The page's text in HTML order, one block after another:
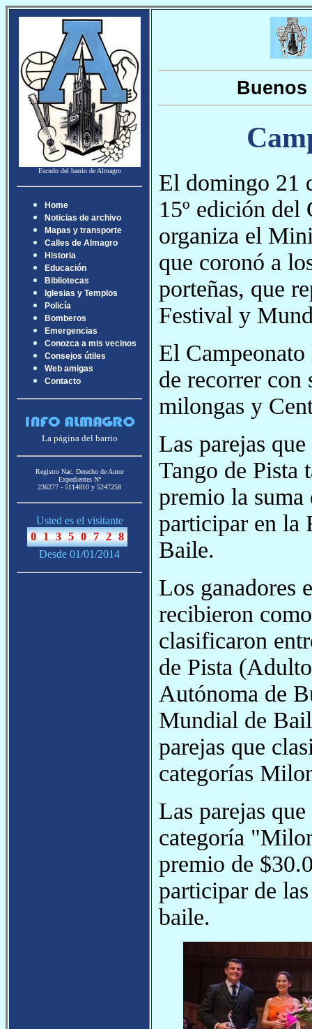
Escudo del barrio de Almagro
Home
Noticias de archivo
Mapas y transporte
Calles de Almagro
Historia
Educación
Bibliotecas
Iglesias y Templos
Policía
Bomberos
Emergencias
Conozca a mis vecinos
Consejos útiles
Web amigas
Contacto
La página del barrio
Registro Nac. Derecho de Autor
Expedientes Nª
236277 - 5114810 y 5247258
Usted es el visitante
Desde 01/01/2014
Buenos
El domingo 21
15º edición del
organiza el
que coronó a
porteñas, que
Festival y
El
de recorrer con
milongas y
Las parejas
Tango de Pista
premio la suma
participar en la
Baile.
Los ganadores
recibieron
clasificaron
de Pista
Autónoma de
Mundial de
parejas que
categorías
Las parejas
categoría
premio de
participar de
baile.